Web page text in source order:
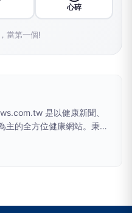
心碎
當第一個!
是以健康新聞、
主的全方位健康網站。秉持
致力於提供最專業、最即
專頁：